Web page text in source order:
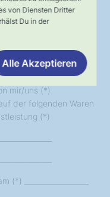
von Diensten Dritter
Du in der
Alle Akzeptieren
mir/uns (*)
der folgenden Waren
(*)
__________________